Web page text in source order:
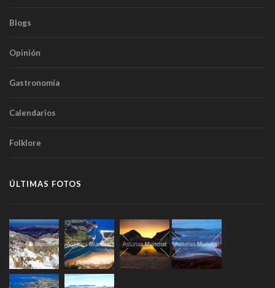
Blogs
Opinión
Gastronomía
Calendarios
Folklore
ÚLTIMAS FOTOS